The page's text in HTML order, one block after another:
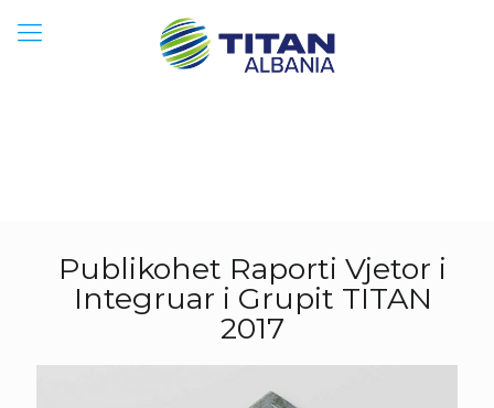
Publikohet Raporti Vjetor i
Integruar i Grupit TITAN
2017